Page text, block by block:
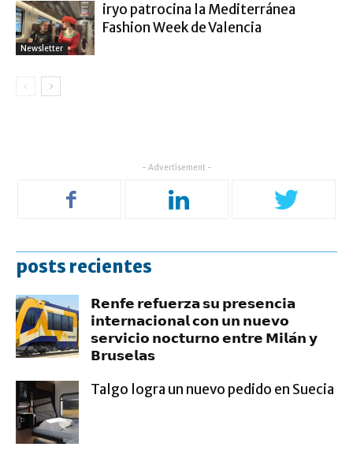
Newsletter
iryo patrocina la Mediterránea
Fashion Week de Valencia
- Advertisement -
posts recientes
𝗥𝗲𝗻𝗳𝗲 𝗿𝗲𝗳𝘂𝗲𝗿𝘇𝗮 𝘀𝘂 𝗽𝗿𝗲𝘀𝗲𝗻𝗰𝗶𝗮
𝗶𝗻𝘁𝗲𝗿𝗻𝗮𝗰𝗶𝗼𝗻𝗮𝗹 𝗰𝗼𝗻 𝘂𝗻 𝗻𝘂𝗲𝘃𝗼
𝘀𝗲𝗿𝘃𝗶𝗰𝗶𝗼 𝗻𝗼𝗰𝘁𝘂𝗿𝗻𝗼 𝗲𝗻𝘁𝗿𝗲 𝗠𝗶𝗹𝗮́𝗻 𝘆
𝗕𝗿𝘂𝘀𝗲𝗹𝗮𝘀
Talgo logra un nuevo pedido en Suecia